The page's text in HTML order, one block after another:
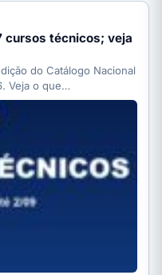
cursos técnicos; veja
do Catálogo Nacional
Veja o que…